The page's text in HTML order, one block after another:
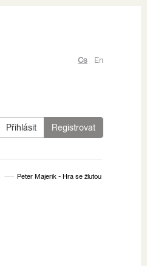
Cs En
Přihlásit Registrovat
Peter Majerik - Hra se žlutou